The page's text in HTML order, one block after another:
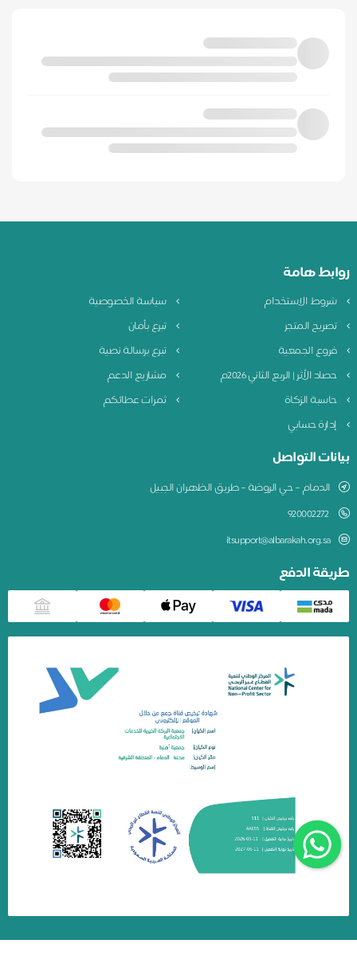
روابط هامة
شروط الاستخدام
سياسة الخصوصية
تصريح المتجر
تبرع بأمان
فروع الجمعية
تبرع برسالة نصية
حصاد الأثر | الربع الثاني 2026م
مشاريع الدعم
حاسبة الزكاة
ثمرات عطائكم
إدارة حسابي
بيانات التواصل
الدمام – حي الروضة – طريق الظهران الجبيل
920002272
itsupport@albarakah.org.sa
طريقة الدفع